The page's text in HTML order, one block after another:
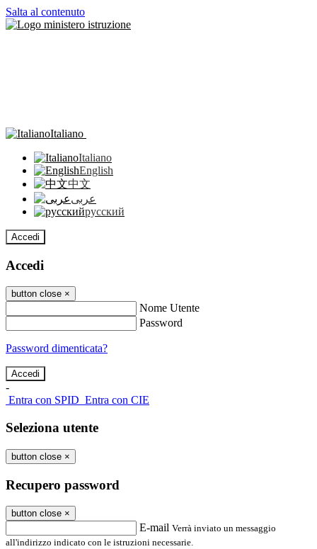
Salta al contenuto
Italiano
Italiano
English
中文
عربى
русский
Accedi
Accedi
button close ×
Nome Utente
Password
Password dimenticata?
-
Entra con SPID Entra con CIE
Seleziona utente
button close ×
Recupero password
button close ×
E-mail Verrà inviato un messaggio
all'indirizzo indicato con le istruzioni necessarie.